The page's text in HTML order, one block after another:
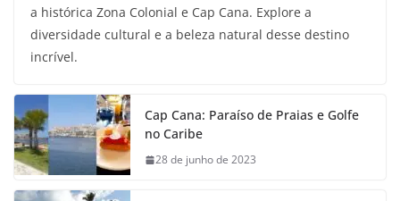
a histórica Zona Colonial e Cap Cana. Explore a
diversidade cultural e a beleza natural desse destino
incrível.
Cap Cana: Paraíso de Praias e Golfe
no Caribe
28 de junho de 2023